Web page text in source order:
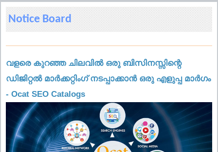
Notice Board
വളരെ കുറഞ്ഞ ചിലവിൽ ഒരു ബിസിനസ്സിന്റെ
ഡിജിറ്റൽ മാർക്കറ്റിംഗ് നടപ്പാക്കാൻ ഒരു എളുപ്പ മാർഗം
- Ocat SEO Catalogs